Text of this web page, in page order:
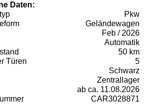
Daten:
Pkw
Geländewagen
Feb / 2026
Automatik
50 km
Türen
5
Schwarz
Zentrallager
ab ca. 11.08.2026
CAR3028871